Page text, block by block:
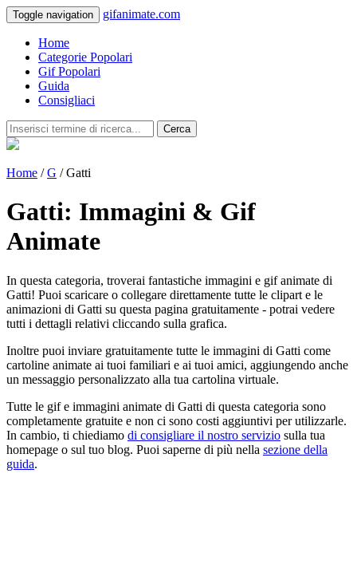
Toggle navigation gifanimate.com
Home
Categorie Popolari
Gif Popolari
Guida
Consigliaci
Cerca
Home /G / Gatti
Gatti: Immagini & Gif
Animate
In questa categoria, troverai fantastiche immagini e gif animate di
Gatti! Puoi scaricare o collegare direttamente tutte le clipart e le
animazioni di Gatti su questa pagina gratuitamente - potrai vedere
tutti i dettagli relativi cliccando sulla grafica.
Inoltre puoi inviare gratuitamente tutte le immagini di Gatti come
cartoline animate ai tuoi familiari e ai tuoi amici, aggiungendo anche
un messaggio personalizzato alla tua cartolina virtuale.
Tutte le gif e immagini animate di Gatti di questa categoria sono
completamente gratuite e non ci sono costi aggiuntivi per utilizzarle.
In cambio, ti chiediamo di consigliare il nostro servizio sulla tua
homepage o sul tuo blog. Puoi saperne di più nella sezione della
guida.